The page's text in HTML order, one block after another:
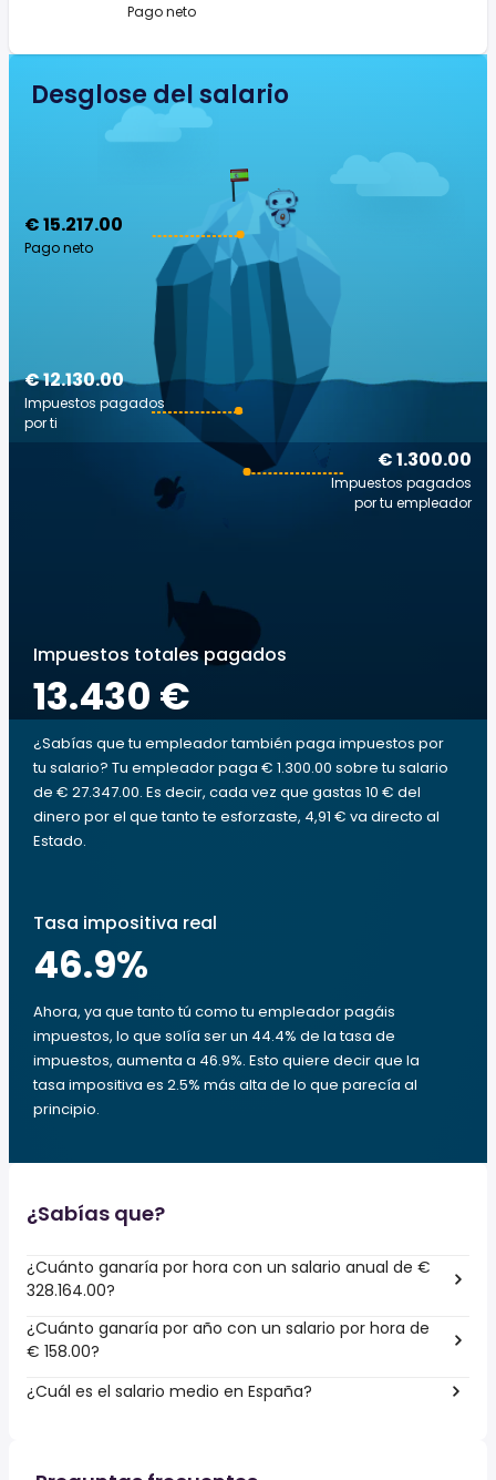
Pago neto
Desglose del salario
€ 15.217.00
Pago neto
€ 1.300.00
Impuestos pagados
por tu empleador
€ 12.130.00
Impuestos pagados
por ti
Impuestos totales pagados
13.430 €
¿Sabías que tu empleador también paga impuestos por
tu salario? Tu empleador paga € 1.300.00 sobre tu salario
de € 27.347.00. Es decir, cada vez que gastas 10 € del
dinero por el que tanto te esforzaste, 4,91 € va directo al
Estado.
Tasa impositiva real
46.9%
Ahora, ya que tanto tú como tu empleador pagáis
impuestos, lo que solía ser un 44.4% de la tasa de
impuestos, aumenta a 46.9%. Esto quiere decir que la
tasa impositiva es 2.5% más alta de lo que parecía al
principio.
¿Sabías que?
¿Cuánto ganaría por hora con un salario anual de €
328.164.00?
¿Cuánto ganaría por año con un salario por hora de
€ 158.00?
¿Cuál es el salario medio en España?